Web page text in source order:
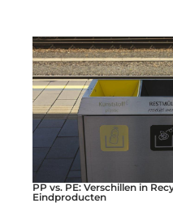
PP vs. PE: Verschillen in
Eindproducten